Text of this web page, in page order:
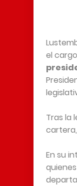
el
Tras la
En su